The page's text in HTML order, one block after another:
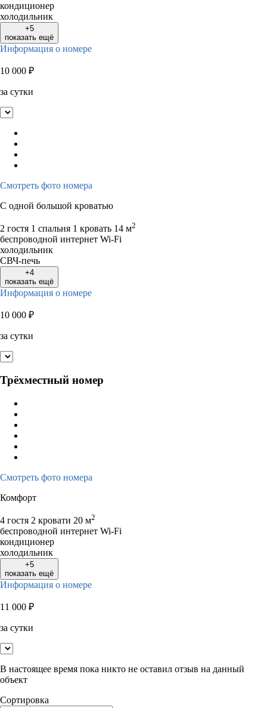
кондиционер
холодильник
+5
показать ещё
Информация о номере
10 000 ₽
за сутки
Смотреть фото номера
С одной большой кроватью
2 гостя 1 спальня 1 кровать 14 м2
беспроводной интернет Wi-Fi
холодильник
СВЧ-печь
+4
показать ещё
Информация о номере
10 000 ₽
за сутки
Трёхместный номер
Смотреть фото номера
Комфорт
4 гостя 2 кровати 20 м2
беспроводной интернет Wi-Fi
кондиционер
холодильник
+5
показать ещё
Информация о номере
11 000 ₽
за сутки
В настоящее время пока никто не оставил отзыв на данный
объект
Сортировка